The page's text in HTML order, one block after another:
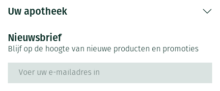
Uw apotheek
Nieuwsbrief
Blijf op de hoogte van nieuwe producten en promoties